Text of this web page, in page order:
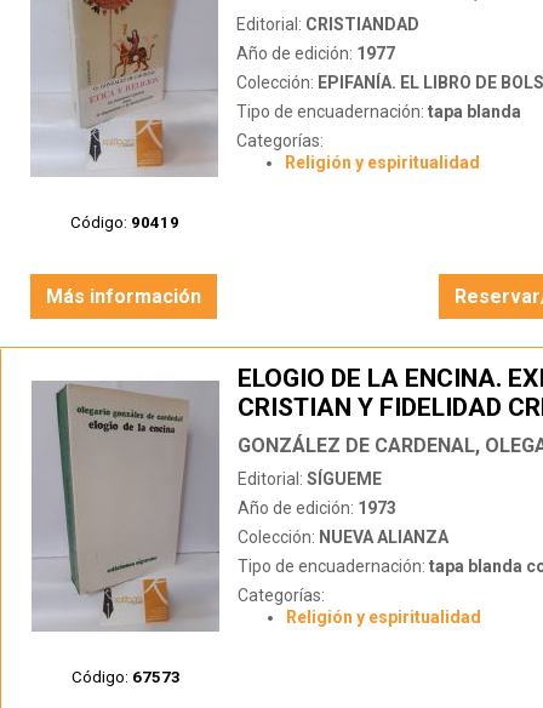
Código: 90419
DESMORALIZACIÓN
Editorial: CRISTIANDAD
Año de edición: 1977
Colección: EPIFANÍA. EL LIBRO DE BOLSILLO
Tipo de encuadernación: tapa blanda
Categorías:
Religión y espiritualidad
Más información
Código: 67573
ELOGIO DE LA ENCINA.
CRISTIAN Y FIDELIDAD
GONZÁLEZ DE CARDENAL,
Editorial: SÍGUEME
Año de edición: 1973
Colección: NUEVA ALIANZA
Tipo de encuadernación: tapa blanda
Categorías:
Religión y espiritualidad